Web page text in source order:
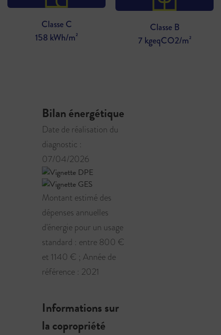
Classe C
158 kWh/m²
Classe B
7 kgeqCO2/m²
Bilan énergétique
Date de réalisation du
diagnostic :
07/04/2026
Montant estimé des
dépenses annuelles
d'énergie pour un usage
standard : entre 800 €
et 1140 € ; Année de
référence : 2021
Informations sur
la copropriété